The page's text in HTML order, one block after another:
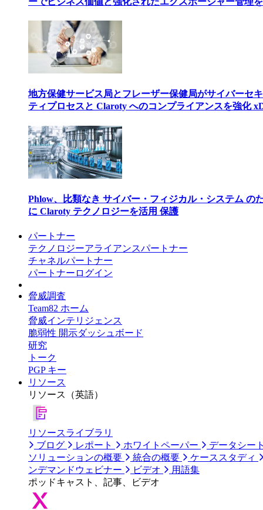
地方保健サービス局とフレーザー保健局がサイバーセ
ティプロセスと Claroty へのコンプライアンスを強化
Phlow、比類なき サイバー・フィジカル・システム の
に Claroty テクノロジーを活用 保護
パートナー
テクノロジーアライアンスパートナー
チャネルパートナー
パートナーログイン
脅威調査
Team82 ホーム
脅威インテリジェンス
脆弱性 開示ダッシュボード
研究
トーク
PGP キー
リソース
リソース（英語）
リソースライブラリ
ブログ
レポート ホワイトペーパー
データシー
ソリューションの概要
統合の概要
ケーススタディ
ンデマンドウェビナー
ビデオ
用語集
ポッドキャスト、記事、ビデオ